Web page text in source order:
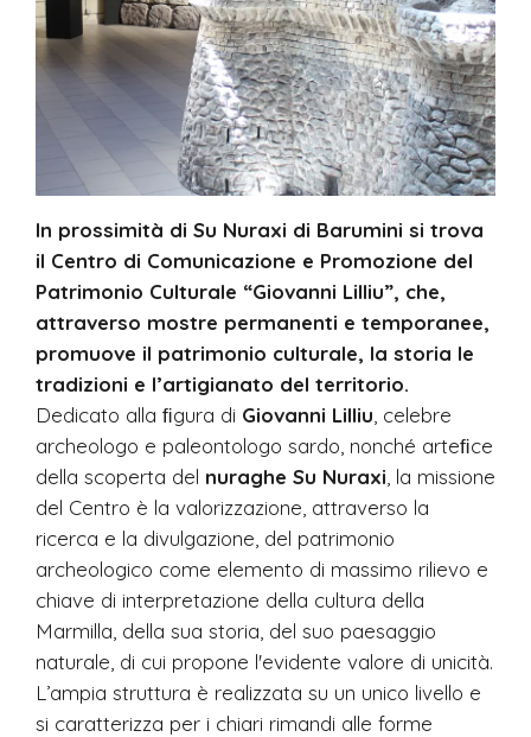
In prossimità di Su Nuraxi di Barumini si trova
il Centro di Comunicazione e Promozione del
Patrimonio Culturale “Giovanni Lilliu”, che,
attraverso mostre permanenti e temporanee,
promuove il patrimonio culturale, la storia le
tradizioni e l’artigianato del territorio.
Dedicato alla ﬁgura di Giovanni Lilliu , celebre
archeologo e paleontologo sardo, nonché arteﬁce
della scoperta del nuraghe Su Nuraxi , la missione
del Centro è la valorizzazione, attraverso la
ricerca e la divulgazione, del patrimonio
archeologico come elemento di massimo rilievo e
chiave di interpretazione della cultura della
Marmilla, della sua storia, del suo paesaggio
naturale, di cui propone l'evidente valore di unicità.
L’ampia struttura è realizzata su un unico livello e
si caratterizza per i chiari rimandi alle forme